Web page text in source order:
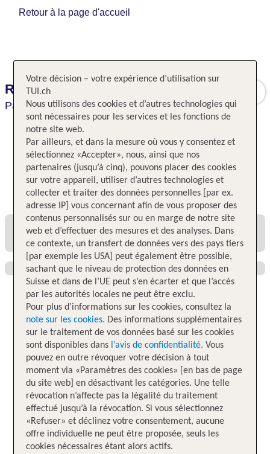
Retour à la page d'accueil
Remix Hotel
Paris,Paris,France
Toutes les offres et tous les prix
Votre décision – votre expérience d’utilisation sur
TUI.ch
Nous utilisons des cookies et d’autres technologies qui
sont nécessaires pour les services et les fonctions de
notre site web.
Par ailleurs, et dans la mesure où vous y consentez et
sélectionnez «Accepter», nous, ainsi que nos
partenaires (jusqu’à cinq), pouvons placer des cookies
sur votre appareil, utiliser d’autres technologies et
collecter et traiter des données personnelles [par ex.
adresse IP] vous concernant afin de vous proposer des
contenus personnalisés sur ou en marge de notre site
web et d’effectuer des mesures et des analyses. Dans
ce contexte, un transfert de données vers des pays tiers
[par exemple les USA] peut également être possible,
sachant que le niveau de protection des données en
Suisse et dans de l’UE peut s’en écarter et que l’accès
par les autorités locales ne peut être exclu.
Pour plus d’informations sur les cookies, consultez la
note sur les cookies. Des informations supplémentaires
sur le traitement de vos données basé sur les cookies
sont disponibles dans l’avis de confidentialité. Vous
pouvez en outre révoquer votre décision à tout
moment via «Paramètres des cookies» [en bas de page
du site web] en désactivant les catégories. Une telle
révocation n’affecte pas la légalité du traitement
effectué jusqu’à la révocation. Si vous sélectionnez
«Refuser» et déclinez votre consentement, aucune
offre individuelle ne peut être proposée, seuls les
cookies nécessaires étant alors actifs.